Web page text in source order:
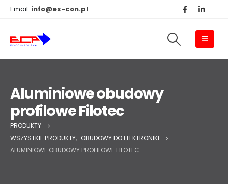
Email: info@ex-con.pl
Aluminiowe obudowy
profilowe Filotec
PRODUKTY
WSZYSTKIE PRODUKTY, OBUDOWY DO ELEKTRONIKI
ALUMINIOWE OBUDOWY PROFILOWE FILOTEC